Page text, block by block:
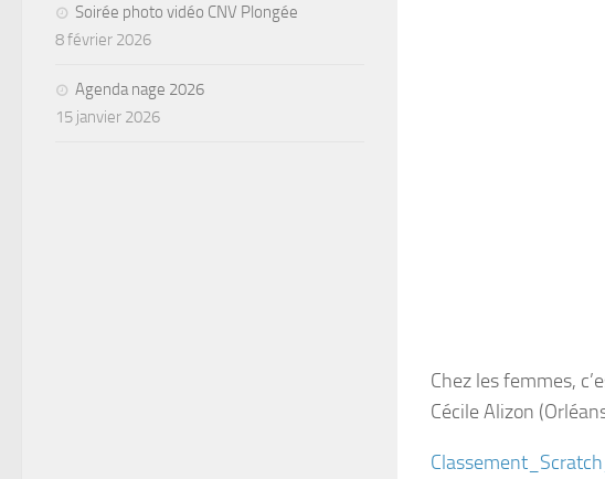
Chez les femmes,
Cécile Alizon
Soirée photo vidéo CNV Plongée
8 février 2026
Agenda nage 2026
15 janvier 2026